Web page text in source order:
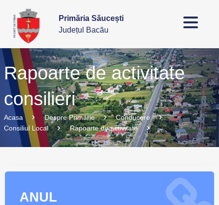
Primăria Săucești
Județul Bacău
Rapoarte de activitate
consilieri
Acasa Despre Primărie
Conducere
Consiliul Local
Rapoarte de activitate
ANUL